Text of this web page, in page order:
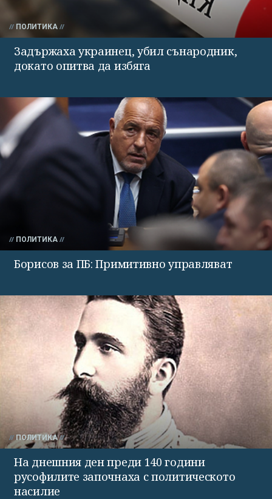
ПОЛИТИКА
Задържаха украинец, убил сънародник,
докато опитва да избяга
ПОЛИТИКА
Борисов за ПБ: Примитивно управляват
ПОЛИТИКА
На днешния ден преди 140 години
русофилите започнаха с политическото
насилие